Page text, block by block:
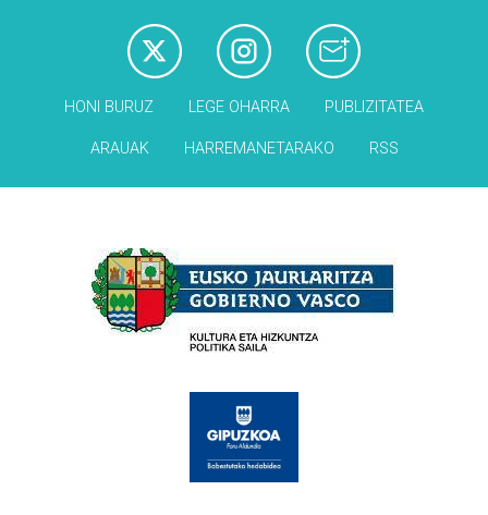
HONI BURUZ LEGE OHARRA PUBLIZITATEA
ARAUAK HARREMANETARAKO RSS